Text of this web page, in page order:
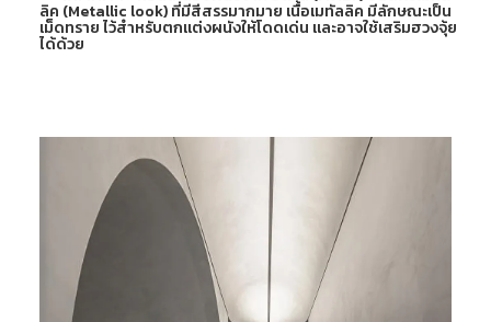
ลิค (Metallic look) ที่มีสีสรรมากมาย เนื้อเมทัลลิค มีลักษณะเป็น
เม็ดทราย ไว้สำหรับตกแต่งผนังให้โดดเด่น และอาจใช้เสริมฮวงจุ้ย
ได้ด้วย